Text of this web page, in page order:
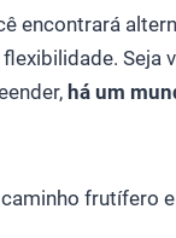
encontrará
Seja
há um
frutífero